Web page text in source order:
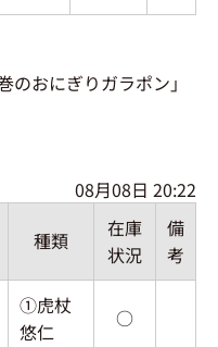
のおにぎりガラポン」
08月08日 20:22
種類
在庫
状況
備
考
①虎杖
悠仁
○